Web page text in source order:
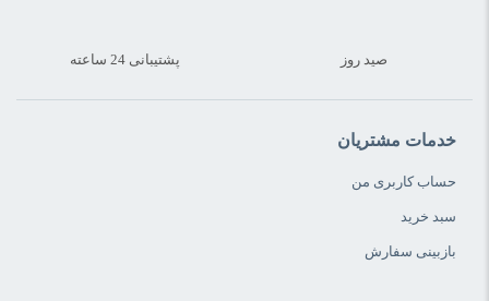
صید روز پشتیبانی 24 ساعته
خدمات مشتریان
حساب کاربری من
سبد خرید
بازبینی سفارش